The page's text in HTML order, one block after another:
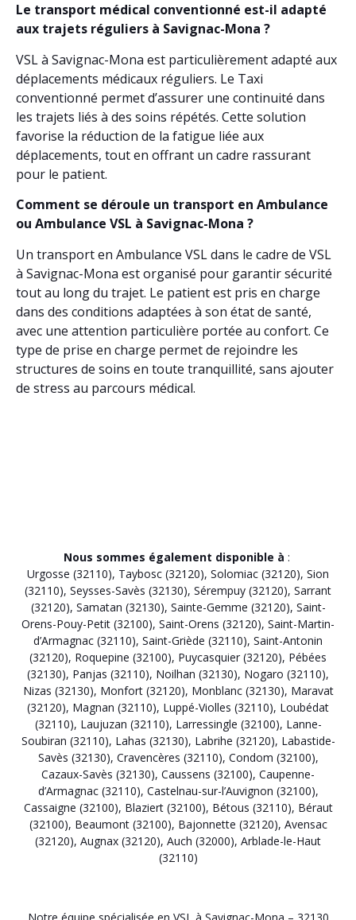
Le transport médical conventionné est-il adapté
aux trajets réguliers à Savignac-Mona ?
VSL à Savignac-Mona est particulièrement adapté aux
déplacements médicaux réguliers. Le Taxi
conventionné permet d’assurer une continuité dans
les trajets liés à des soins répétés. Cette solution
favorise la réduction de la fatigue liée aux
déplacements, tout en offrant un cadre rassurant
pour le patient.
Comment se déroule un transport en Ambulance
ou Ambulance VSL à Savignac-Mona ?
Un transport en Ambulance VSL dans le cadre de VSL
à Savignac-Mona est organisé pour garantir sécurité
tout au long du trajet. Le patient est pris en charge
dans des conditions adaptées à son état de santé,
avec une attention particulière portée au confort. Ce
type de prise en charge permet de rejoindre les
structures de soins en toute tranquillité, sans ajouter
de stress au parcours médical.
Nous sommes également disponible à :
Urgosse (32110), Taybosc (32120), Solomiac (32120), Sion
(32110), Seysses-Savès (32130), Sérempuy (32120), Sarrant
(32120), Samatan (32130), Sainte-Gemme (32120), Saint-
Orens-Pouy-Petit (32100), Saint-Orens (32120), Saint-Martin-
d’Armagnac (32110), Saint-Griède (32110), Saint-Antonin
(32120), Roquepine (32100), Puycasquier (32120), Pébées
(32130), Panjas (32110), Noilhan (32130), Nogaro (32110),
Nizas (32130), Monfort (32120), Monblanc (32130), Maravat
(32120), Magnan (32110), Luppé-Violles (32110), Loubédat
(32110), Laujuzan (32110), Larressingle (32100), Lanne-
Soubiran (32110), Lahas (32130), Labrihe (32120), Labastide-
Savès (32130), Cravencères (32110), Condom (32100),
Cazaux-Savès (32130), Caussens (32100), Caupenne-
d’Armagnac (32110), Castelnau-sur-l’Auvignon (32100),
Cassaigne (32100), Blaziert (32100), Bétous (32110), Béraut
(32100), Beaumont (32100), Bajonnette (32120), Avensac
(32120), Augnax (32120), Auch (32000), Arblade-le-Haut
(32110)